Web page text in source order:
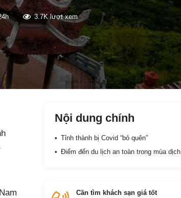
3.7K lượt xem
Nội dung chính
Tỉnh thành bị Covid “bỏ quên”
Điểm đến du lịch an toàn trong mùa dịch
Cần tìm khách sạn giá tốt